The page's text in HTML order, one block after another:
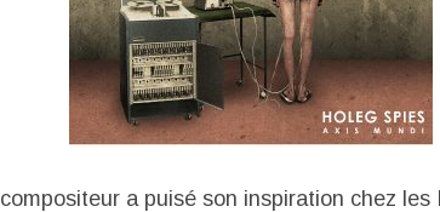
a puisé son inspiration chez les